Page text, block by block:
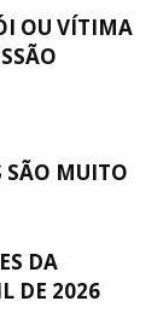
OU VÍTIMA
SÃO MUITO
DA
DE 2026